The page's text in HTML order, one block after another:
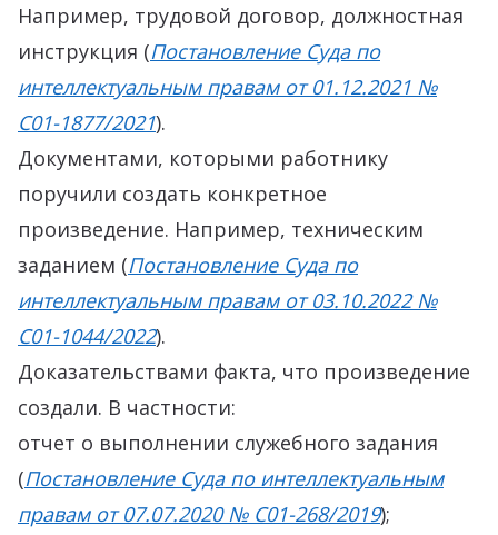
Например, трудовой договор, должностная
инструкция (Постановление Суда по
интеллектуальным правам от 01.12.2021 №
С01-1877/2021).
Документами, которыми работнику
поручили создать конкретное
произведение. Например, техническим
заданием (Постановление Суда по
интеллектуальным правам от 03.10.2022 №
С01-1044/2022).
Доказательствами факта, что произведение
создали. В частности:
отчет о выполнении служебного задания
(Постановление Суда по интеллектуальным
правам от 07.07.2020 № С01-268/2019);